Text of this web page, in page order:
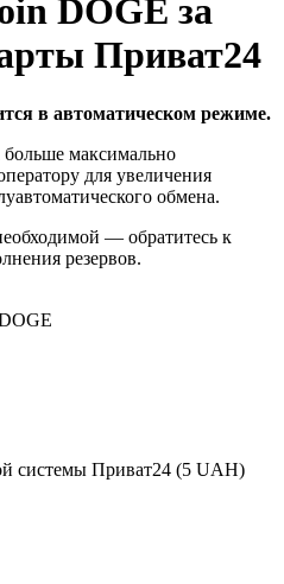
DOGE за
Приват24
в автоматическом режиме.
максимально
для увеличения
обмена.
— обратитесь к
резервов.
системы Приват24 (5 UAH)